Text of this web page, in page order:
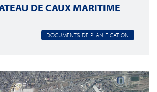
DE CAUX MARITIME
DOCUMENTS DE PLANIFICATION